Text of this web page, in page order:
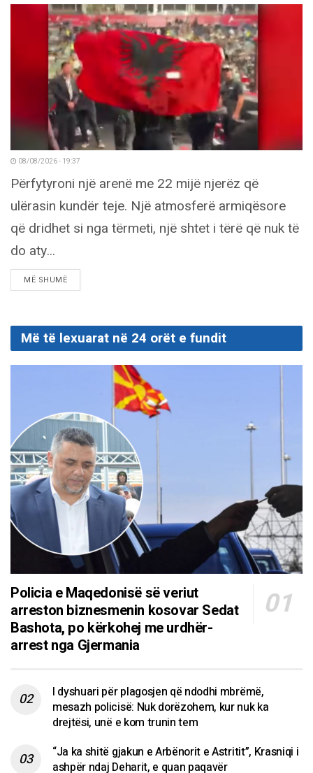
08/08/2026 - 19:37
Përfytyroni një arenë me 22 mijë njerëz që
ulërasin kundër teje. Një atmosferë armiqësore
që dridhet si nga tërmeti, një shtet i tërë që nuk të
do aty...
MË SHUMËDETAILS
Më të lexuarat në 24 orët e fundit
Policia e Maqedonisë së veriut
arreston biznesmenin kosovar Sedat
Bashota, po kërkohej me urdhër-
arrest nga Gjermania
I dyshuari për plagosjen që ndodhi mbrëmë,
mesazh policisë: Nuk dorëzohem, kur nuk ka
drejtësi, unë e kom trunin tem
“Ja ka shitë gjakun e Arbënorit e Astritit”, Krasniqi i
ashpër ndaj Deharit, e quan paqavër